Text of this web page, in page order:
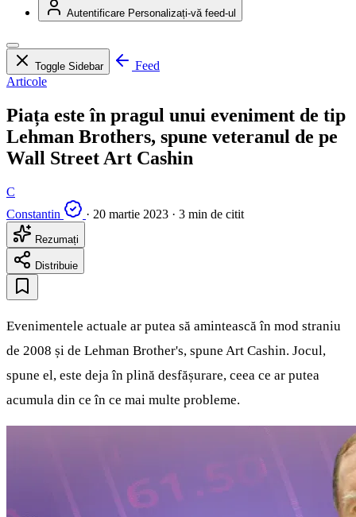
Autentificare Personalizați-vă feed-ul
Toggle Sidebar
Feed
Articole
Piața este în pragul unui eveniment de tip
Lehman Brothers, spune veteranul de pe
Wall Street Art Cashin
C
Constantin
· 20 martie 2023 · 3 min de citit
Rezumați
Distribuie
Evenimentele actuale ar putea să amintească în mod straniu
de 2008 și de Lehman Brother's, spune Art Cashin. Jocul,
spune el, este deja în plină desfășurare, ceea ce ar putea
acumula din ce în ce mai multe probleme.